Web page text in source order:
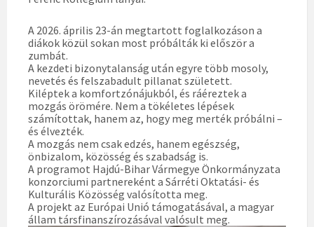
A 2026. április 23-án megtartott foglalkozáson a
diákok közül sokan most próbálták ki először a
zumbát.
A kezdeti bizonytalanság után egyre több mosoly,
nevetés és felszabadult pillanat született.
Kiléptek a komfortzónájukból, és ráéreztek a
mozgás örömére. Nem a tökéletes lépések
számítottak, hanem az, hogy meg merték próbálni –
és élvezték.
A mozgás nem csak edzés, hanem egészség,
önbizalom, közösség és szabadság is.
A programot Hajdú-Bihar Vármegye Önkormányzata
konzorciumi partnereként a Sárréti Oktatási- és
Kulturális Közösség valósította meg.
A projekt az Európai Unió támogatásával, a magyar
állam társfinanszírozásával valósult meg.